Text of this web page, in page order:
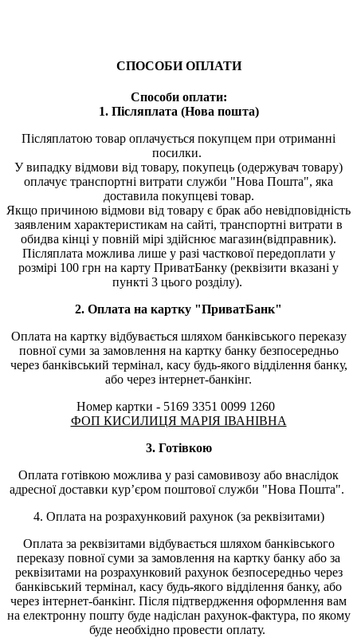
СПОСОБИ ОПЛАТИ
Способи оплати:
1. Післяплата (Нова пошта)
Післяплатою товар оплачується покупцем при отриманні
посилки.
У випадку відмови від товару, покупець (одержувач товару)
оплачує транспортні витрати служби "Нова Пошта", яка
доставила покупцеві товар.
Якщо причиною відмови від товару є брак або невідповідність
заявленим характеристикам на сайті, транспортні витрати в
обидва кінці у повній мірі здійснює магазин(відправник).
Післяплата можлива лише у разі часткової передоплати у
розмірі 100 грн на карту ПриватБанку (реквізити вказані у
пункті 3 цього розділу).
2. Оплата на картку "ПриватБанк"
Оплата на картку відбувається шляхом банківського переказу
повної суми за замовлення на картку банку безпосередньо
через банківський термінал, касу будь-якого відділення банку,
або через інтернет-банкінг.
Номер картки - 5169 3351 0099 1260
ФОП КИСИЛИЦЯ МАРІЯ ІВАНІВНА
3. Готівкою
Оплата готівкою можлива у разі самовивозу або внаслідок
адресної доставки курʼєром поштової служби "Нова Пошта".
4. Оплата на розрахунковий рахунок (за реквізитами)
Оплата за реквізитами відбувається шляхом банківського
переказу повної суми за замовлення на картку банку або за
реквізитами на розрахунковий рахунок безпосередньо через
банківський термінал, касу будь-якого відділення банку, або
через інтернет-банкінг. Після підтвердження оформлення вам
на електронну пошту буде надіслан рахунок-фактура, по якому
буде необхідно провести оплату.